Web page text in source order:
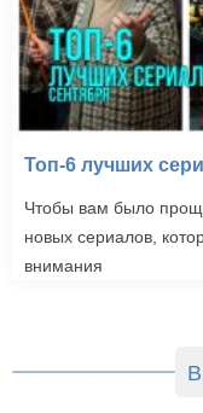
Топ-6 лучших
Чтобы вам было
новых сериалов,
внимания